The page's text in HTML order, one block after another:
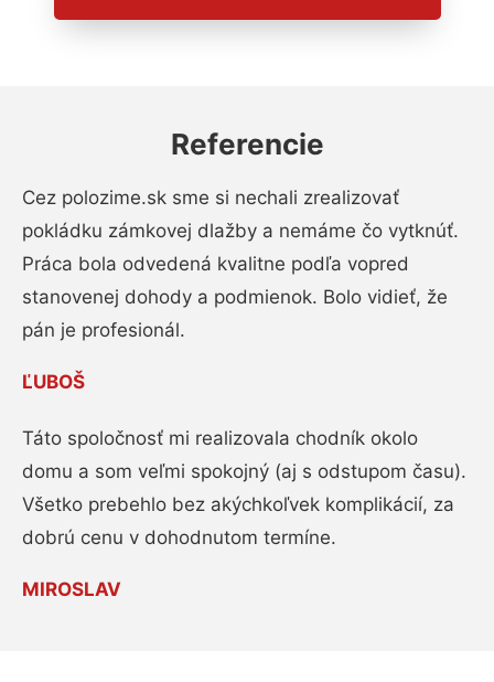
Referencie
Cez polozime.sk sme si nechali zrealizovať
pokládku zámkovej dlažby a nemáme čo vytknúť.
Práca bola odvedená kvalitne podľa vopred
stanovenej dohody a podmienok. Bolo vidieť, že
pán je profesionál.
ĽUBOŠ
Táto spoločnosť mi realizovala chodník okolo
domu a som veľmi spokojný (aj s odstupom času).
Všetko prebehlo bez akýchkoľvek komplikácií, za
dobrú cenu v dohodnutom termíne.
MIROSLAV